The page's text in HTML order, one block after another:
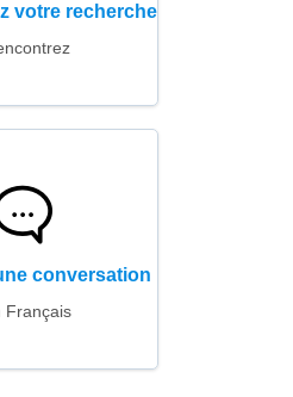
votre recherche
conversation
Français